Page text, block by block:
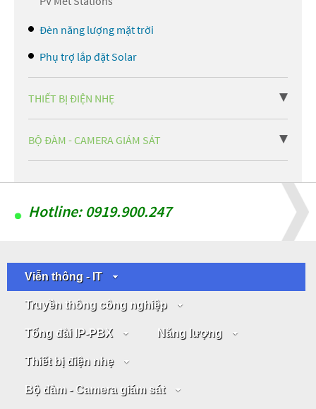
Đèn năng lượng mặt trời
Phụ trợ lắp đặt Solar
THIẾT BỊ ĐIỆN NHẸ
BỘ ĐÀM - CAMERA GIÁM SÁT
Hotline: 0919.900.247
Viễn thông - IT
Truyền thông công nghiệp
Tổng đài IP-PBX Năng lượng
Thiết bị điện nhẹ
Bộ đàm - Camera giám sát